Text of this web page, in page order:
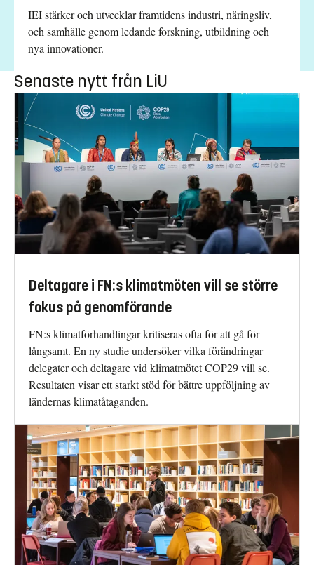
IEI stärker och utvecklar framtidens industri, näringsliv,
och samhälle genom ledande forskning, utbildning och
nya innovationer.
Senaste nytt från LiU
Deltagare i FN:s klimatmöten vill se större
fokus på genomförande
FN:s klimatförhandlingar kritiseras ofta för att gå för
långsamt. En ny studie undersöker vilka förändringar
delegater och deltagare vid klimatmötet COP29 vill se.
Resultaten visar ett starkt stöd för bättre uppföljning av
ländernas klimatåtaganden.